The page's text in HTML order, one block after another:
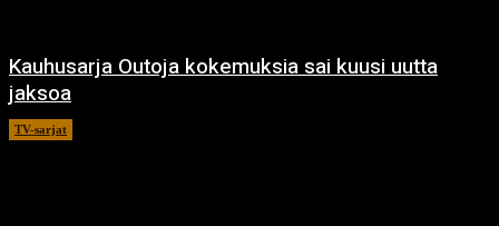
Kauhusarja Outoja kokemuksia sai kuusi uutta
jaksoa
TV-sarjat